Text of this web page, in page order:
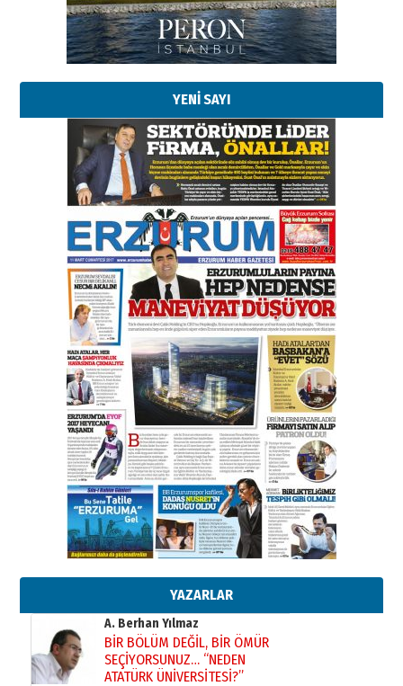
YENİ SAYI
YAZARLAR
Esat BİNDESEN
Başkan Sekmen’den Erzurum’a
bir vizyon proje daha!
02 Ağustos 2026 Pazar
Kadir SABUNCUOĞLU
Erzurumspor’un köşe taşları
29 Haziran 2026 Pazartesi
Kenan GÜLERCİ
Murat Şahsuvaroğlu ERKON’da
çıtayı yukarı taşırken,
yönetimdekiler aşağı
çekmemeli!
17 Şubat 2026 SalıOrhan BOZKURT
Bir fotoğraf, bir şehir, bir
A. Berhan Yılmaz
BİR BÖLÜM DEĞİL, BİR ÖMÜR
SEÇİYORSUNUZ… “NEDEN
ATATÜRK ÜNİVERSİTESİ?”